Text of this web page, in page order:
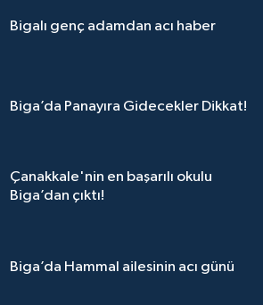
Bigalı genç adamdan acı haber
Biga’da Panayıra Gidecekler Dikkat!
Çanakkale'nin en başarılı okulu
Biga’dan çıktı!
Biga’da Hammal ailesinin acı günü